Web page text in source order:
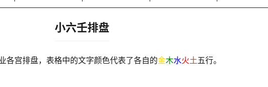
小六壬排盘
各宫排盘，表格中的文字颜色代表了各自的金木水火土五行。